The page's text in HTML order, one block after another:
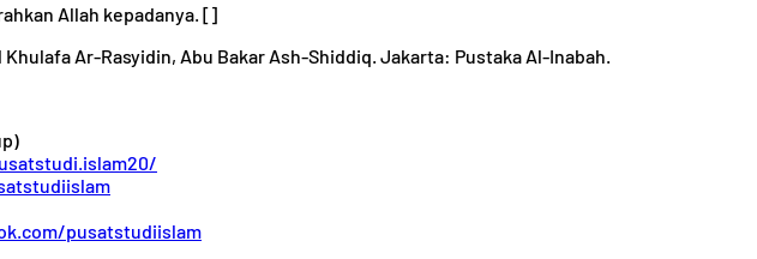
Allah kepadanya. []
Khulafa Ar-Rasyidin, Abu Bakar Ash-Shiddiq. Jakarta: Pustaka Al-Inabah.
pusatstudiislam